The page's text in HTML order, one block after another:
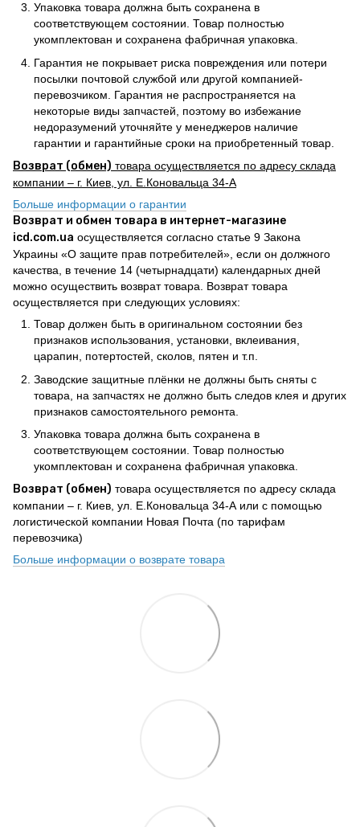
Упаковка товара должна быть сохранена в
соответствующем состоянии. Товар полностью
укомплектован и сохранена фабричная упаковка.
Гарантия не покрывает риска повреждения или потери
посылки почтовой службой или другой компанией-
перевозчиком. Гарантия не распространяется на
некоторые виды запчастей, поэтому во избежание
недоразумений уточняйте у менеджеров наличие
гарантии и гарантийные сроки на приобретенный товар.
Возврат (обмен) товара осуществляется по адресу склада
компании – г. Киев, ул. Е.Коновальца 34-А
Больше информации о гарантии
Возврат и обмен товара в интернет-магазине
icd.com.ua осуществляется согласно статье 9 Закона
Украины «О защите прав потребителей», если он должного
качества, в течение 14 (четырнадцати) календарных дней
можно осуществить возврат товара. Возврат товара
осуществляется при следующих условиях:
Товар должен быть в оригинальном состоянии без
признаков использования, установки, вклеивания,
царапин, потертостей, сколов, пятен и т.п.
Заводские защитные плёнки не должны быть сняты с
товара, на запчастях не должно быть следов клея и других
признаков самостоятельного ремонта.
Упаковка товара должна быть сохранена в
соответствующем состоянии. Товар полностью
укомплектован и сохранена фабричная упаковка.
Возврат (обмен) товара осуществляется по адресу склада
компании – г. Киев, ул. Е.Коновальца 34-А или с помощью
логистической компании Новая Почта (по тарифам
перевозчика)
Больше информации о возврате товара